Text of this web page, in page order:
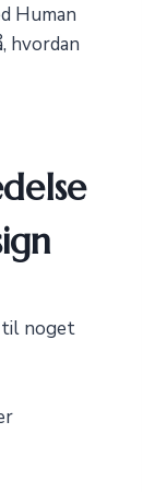
Human
hvordan
til noget